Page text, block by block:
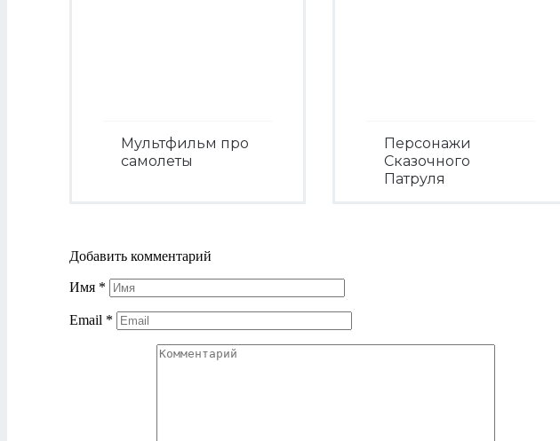
Мультфильм про
самолеты
Персонажи
Сказочного
Патруля
Добавить комментарий
Имя *
Email *